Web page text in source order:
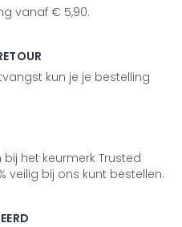
vanaf € 5,90.
kun je je bestelling
het keurmerk Trusted
veilig bij ons kunt bestellen.